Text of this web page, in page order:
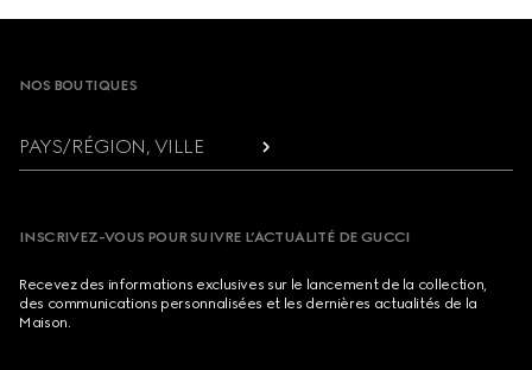
NOS BOUTIQUES
PAYS/RÉGION, VILLE
INSCRIVEZ-VOUS POUR SUIVRE L’ACTUALITÉ DE GUCCI
Recevez des informations exclusives sur le lancement de la collection,
des communications personnalisées et les dernières actualités de la
Maison.